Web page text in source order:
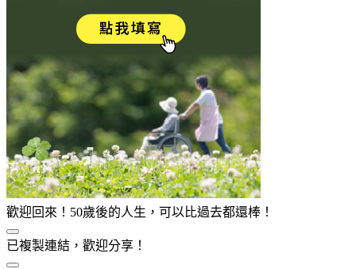
歡迎回來！50歲後的人生，可以比過去都還棒！
已複製連結，歡迎分享！